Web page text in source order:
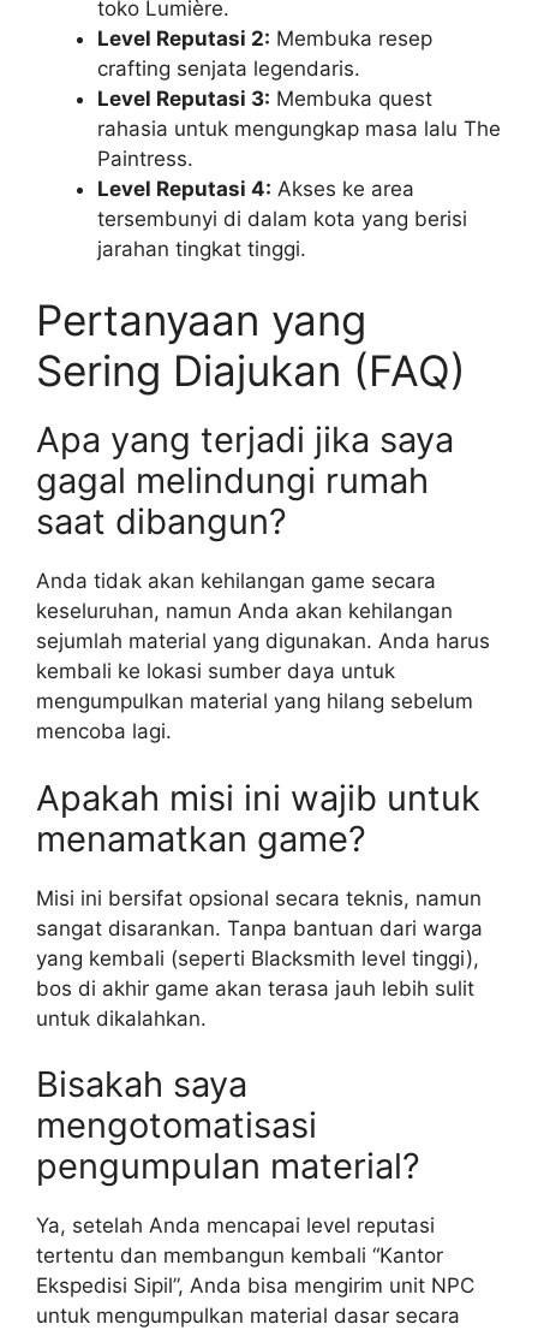
toko Lumière.
Level Reputasi 2: Membuka resep
crafting senjata legendaris.
Level Reputasi 3: Membuka quest
rahasia untuk mengungkap masa lalu The
Paintress.
Level Reputasi 4: Akses ke area
tersembunyi di dalam kota yang berisi
jarahan tingkat tinggi.
Pertanyaan yang
Sering Diajukan (FAQ)
Apa yang terjadi jika saya
gagal melindungi rumah
saat dibangun?
Anda tidak akan kehilangan game secara
keseluruhan, namun Anda akan kehilangan
sejumlah material yang digunakan. Anda harus
kembali ke lokasi sumber daya untuk
mengumpulkan material yang hilang sebelum
mencoba lagi.
Apakah misi ini wajib untuk
menamatkan game?
Misi ini bersifat opsional secara teknis, namun
sangat disarankan. Tanpa bantuan dari warga
yang kembali (seperti Blacksmith level tinggi),
bos di akhir game akan terasa jauh lebih sulit
untuk dikalahkan.
Bisakah saya
mengotomatisasi
pengumpulan material?
Ya, setelah Anda mencapai level reputasi
tertentu dan membangun kembali “Kantor
Ekspedisi Sipil”, Anda bisa mengirim unit NPC
untuk mengumpulkan material dasar secara